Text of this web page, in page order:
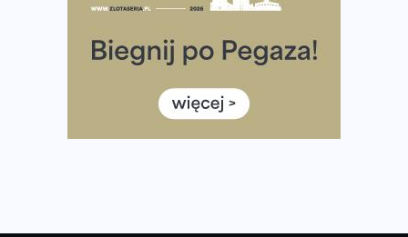
Co ma dużo białka? Produkty, które warto włączyć do
Rozbiegany Olsztyn szykuje się na weekend z
Już w tę sobotę 35. Bieg Powstania Warszawskiego.
Wystartuje rekordowa liczba uczestników